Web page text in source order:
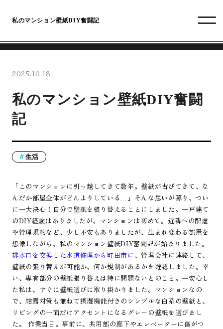
私のマンション壁紙DIY奮闘記
2025.10.18
私のマンション壁紙DIY奮闘
記
生活
「このマンションに引っ越してきて数年。壁紙が古びてきて、な
んだか部屋全体がどんよりしている…」そんな思いが募り、つい
に一大決心！自分で壁紙を張り替えることにしました。一戸建て
のDIY経験はありましたが、マンションは初めて。近隣への配慮
や管理規約など、少し不安もありましたが、生まれ変わる部屋を
想像しながら、私のマンション壁紙DIY奮闘記が始まりました。
排水口を交換した水道修理から町田市に、管理会社に連絡して、
壁紙の張り替えが可能か、何か規制があるかを確認しました。幸
い、専有部分の壁紙張り替えは特に問題ないとのこと。一安心し
た私は、すぐに壁紙選びに取り掛かりました。マンションなの
で、結露対策も兼ねて調湿機能付きのシンプルな白系の壁紙と、
リビングの一面だけアクセントになるグレーの壁紙を選びまし
た。 作業当日。事前に、共用部の廊下やエレベーターに傷がつ